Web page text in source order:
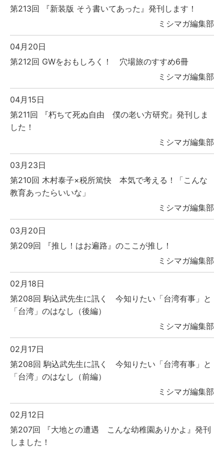
第213回 『新装版 そう書いてあった』発刊します！
ミシマガ編集部
04月20日
第212回 GWをおもしろく！ 穴場旅のすすめ6冊
ミシマガ編集部
04月15日
第211回 『朽ちて死ぬ自由 僕の老い方研究』発刊しま
した！
ミシマガ編集部
03月23日
第210回 木村泰子×税所篤快 本気で考える！「こんな
教育あったらいいな」
ミシマガ編集部
03月20日
第209回 『推し！はお遍路』のここが推し！
ミシマガ編集部
02月18日
第208回 駒込武先生に訊く 今知りたい「台湾有事」と
「台湾」のはなし（後編）
ミシマガ編集部
02月17日
第208回 駒込武先生に訊く 今知りたい「台湾有事」と
「台湾」のはなし（前編）
ミシマガ編集部
02月12日
第207回 『大地との遭遇 こんな幼稚園ありかよ』発刊
しました！